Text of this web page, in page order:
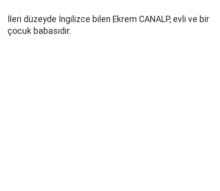
İleri düzeyde İngilizce bilen Ekrem CANALP, evli ve bir
çocuk babasıdır.